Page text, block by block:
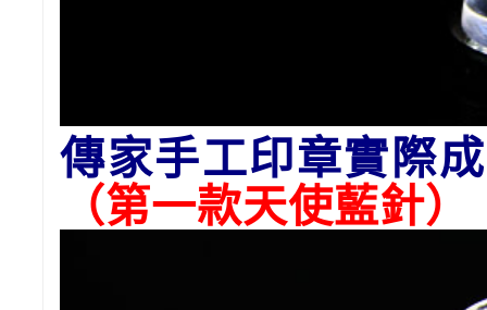
傳家手工印章實際
（第一款天使藍針